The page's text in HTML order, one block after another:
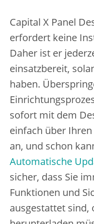
Capital X Panel
erfordert keine
Daher ist er
einsatzbereit,
haben.
sofort mit dem
einfach über
an, und schon
Automatische
sicher, dass Sie
Funktionen und
ausgestattet sind,